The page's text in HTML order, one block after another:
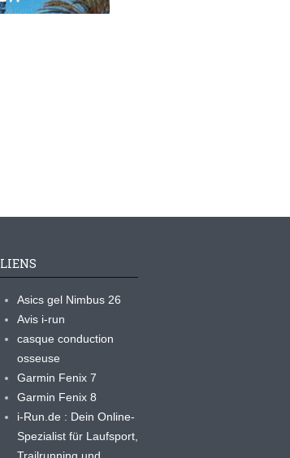
LIENS
Asics gel Nimbus 26
Avis i-run
casque conduction
osseuse
Garmin Fenix 7
Garmin Fenix 8
i-Run.de : Dein Online-
Spezialist für Laufsport,